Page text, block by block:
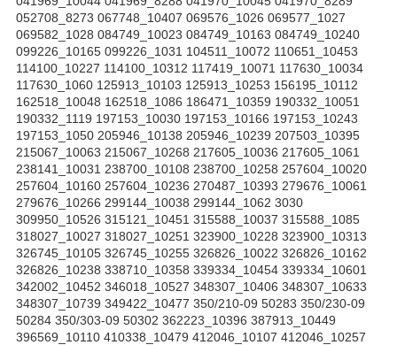
052708_8273 067748_10407 069576_1026 069577_1027
069582_1028 084749_10023 084749_10163 084749_10240
099226_10165 099226_1031 104511_10072 110651_10453
114100_10227 114100_10312 117419_10071 117630_10034
117630_1060 125913_10103 125913_10253 156195_10112
162518_10048 162518_1086 186471_10359 190332_10051
190332_1119 197153_10030 197153_10166 197153_10243
197153_1050 205946_10138 205946_10239 207503_10395
215067_10063 215067_10268 217605_10036 217605_1061
238141_10031 238700_10108 238700_10258 257604_10020
257604_10160 257604_10236 270487_10393 279676_10061
279676_10266 299144_10038 299144_1062 3030
309950_10526 315121_10451 315588_10037 315588_1085
318027_10027 318027_10251 323900_10228 323900_10313
326745_10105 326745_10255 326826_10022 326826_10162
326826_10238 338710_10358 339334_10454 339334_10601
342002_10452 346018_10527 348307_10406 348307_10633
348307_10739 349422_10477 350/210-09 50283 350/230-09
50284 350/303-09 50302 362223_10396 387913_10449
396569_10110 410338_10479 412046_10107 412046_10257